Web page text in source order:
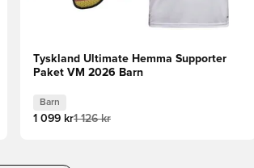
Tyskland Ultimate Hemma Supporter
Paket VM 2026 Barn
Barn
1 099 kr1 126 kr